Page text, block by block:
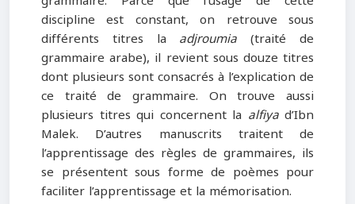
discipline est constant, on retrouve sous
différents titres la adjroumia(traité de
grammaire arabe), il revient sous douze titres
dont plusieurs sont consacrés à l’explication de
ce traité de grammaire. On trouve aussi
plusieurs titres qui concernent la alfiyad’Ibn
Malek. D’autres manuscrits traitent de
l’apprentissage des règles de grammaires, ils
se présentent sous forme de poèmes pour
faciliter l’apprentissage et la mémorisation.